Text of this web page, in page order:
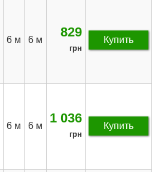
6 м 6 м
829
грн
Купить
6 м 6 м
1 036
грн
Купить